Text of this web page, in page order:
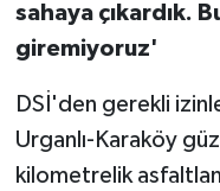
sahaya çıkardık.
giremiyoruz'
DSİ'den gerekli
Urganlı-Karaköy
kilometrelik